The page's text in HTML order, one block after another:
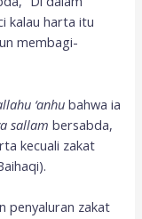
kalau harta itu
membagi-
‘anhu bahwa ia
sallam bersabda,
kecuali zakat
penyaluran zakat